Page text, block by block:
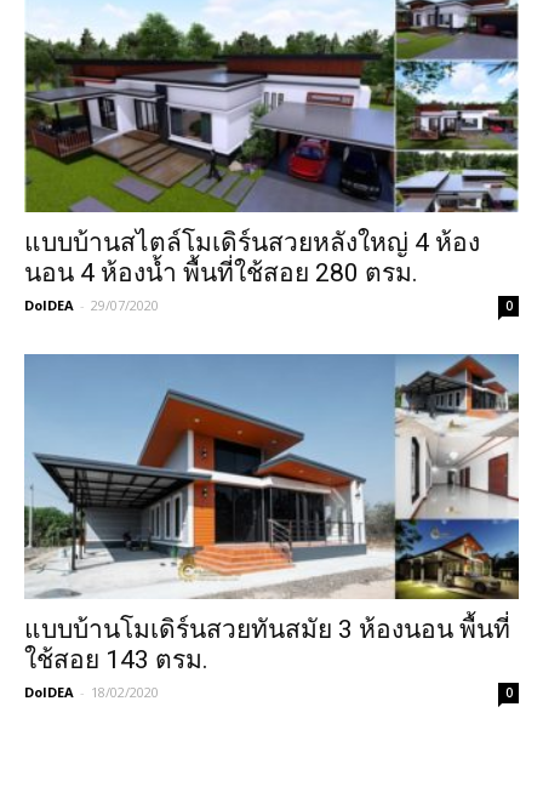
แบบบ้านสไตล์โมเดิร์นสวยหลังใหญ่ 4 ห้อง
นอน 4 ห้องน้ำ พื้นที่ใช้สอย 280 ตรม.
DoIDEA - 29/07/2020 0
แบบบ้านโมเดิร์นสวยทันสมัย 3 ห้องนอน พื้นที่
ใช้สอย 143 ตรม.
DoIDEA - 18/02/2020 0